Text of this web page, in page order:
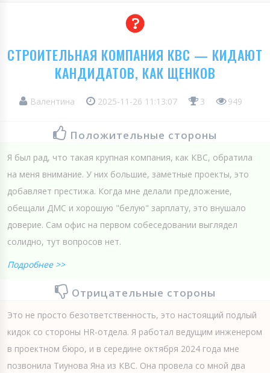
СТРОИТЕЛЬНАЯ КОМПАНИЯ КВС — КИДАЮТ
КАНДИДАТОВ, КАК ЩЕНКОВ
Валентина 2025-11-26 11:13:07 3 949
Положительные стороны
Я был рад, что такая крупная компания, как КВС, обратила
на меня внимание. У них большие, заметные проекты, это
добавляет престижа. Когда мне делали предложение,
обещали ДМС и хорошую "белую" зарплату, это внушало
доверие. Сам офис на первом собеседовании выглядел
солидно, тут вопросов нет.
Подробнее >>
Отрицательные стороны
Это не просто безответственность, это настоящий подлый
кидок со стороны HR-отдела. Я работал ведущим инженером
в проектном бюро, и в середине октября 2024 года мне
позвонила Тиунова Яна из КВС. Она провела со мной два